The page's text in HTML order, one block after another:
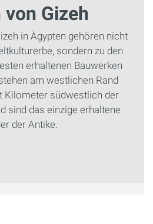
Gizeh
in Ägypten gehören nicht
sondern zu den
erhaltenen Bauwerken
am westlichen Rand
Kilometer südwestlich der
sind das einzige erhaltene
der Antike.